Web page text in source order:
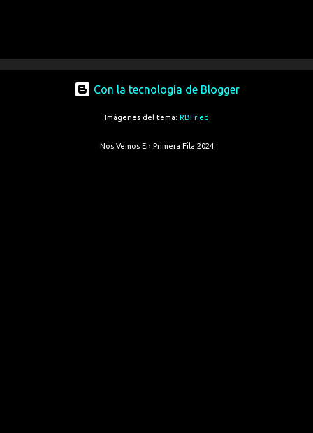
Con la tecnología de Blogger
Imágenes del tema: RBFried
Nos Vemos En Primera Fila 2024